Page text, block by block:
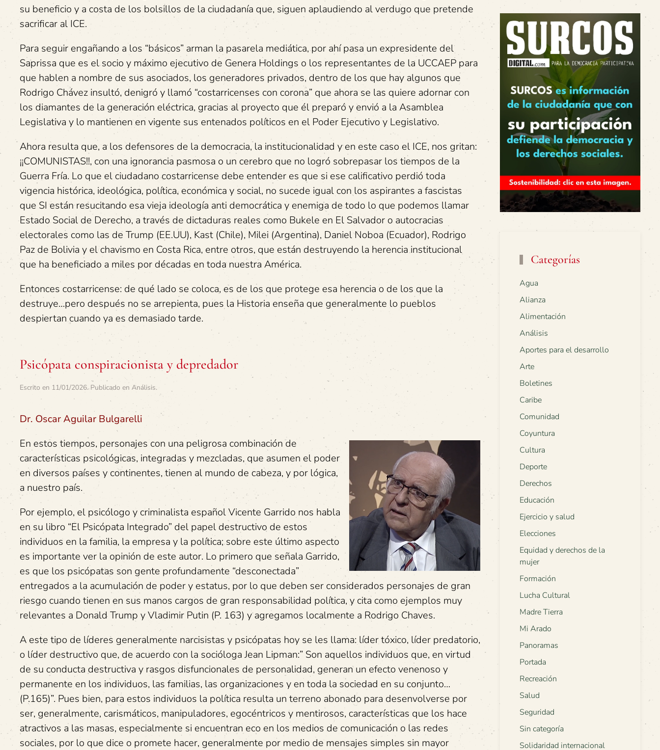
su beneficio y a costa de los bolsillos de la ciudadanía que, siguen aplaudiendo al verdugo que pretende
sacrificar al ICE.
Para seguir engañando a los “básicos” arman la pasarela mediática, por ahí pasa un expresidente del
Saprissa que es el socio y máximo ejecutivo de Genera Holdings o los representantes de la UCCAEP para
que hablen a nombre de sus asociados, los generadores privados, dentro de los que hay algunos que
Rodrigo Chávez insultó, denigró y llamó “costarricenses con corona” que ahora se las quiere adornar con
los diamantes de la generación eléctrica, gracias al proyecto que él preparó y envió a la Asamblea
Legislativa y lo mantienen en vigente sus entenados políticos en el Poder Ejecutivo y Legislativo.
Ahora resulta que, a los defensores de la democracia, la institucionalidad y en este caso el ICE, nos gritan:
¡¡COMUNISTAS!!, con una ignorancia pasmosa o un cerebro que no logró sobrepasar los tiempos de la
Guerra Fría. Lo que el ciudadano costarricense debe entender es que si ese calificativo perdió toda
vigencia histórica, ideológica, política, económica y social, no sucede igual con los aspirantes a fascistas
que SI están resucitando esa vieja ideología anti democrática y enemiga de todo lo que podemos llamar
Estado Social de Derecho, a través de dictaduras reales como Bukele en El Salvador o autocracias
electorales como las de Trump (EE.UU), Kast (Chile), Milei (Argentina), Daniel Noboa (Ecuador), Rodrigo
Paz de Bolivia y el chavismo en Costa Rica, entre otros, que están destruyendo la herencia institucional
que ha beneficiado a miles por décadas en toda nuestra América.
Entonces costarricense: de qué lado se coloca, es de los que protege esa herencia o de los que la
destruye…pero después no se arrepienta, pues la Historia enseña que generalmente lo pueblos
despiertan cuando ya es demasiado tarde.
Psicópata conspiracionista y depredador
Escrito en 11/01/2026. Publicado en Análisis.
Dr. Oscar Aguilar Bulgarelli
En estos tiempos, personajes con una peligrosa combinación de
características psicológicas, integradas y mezcladas, que asumen el poder
en diversos países y continentes, tienen al mundo de cabeza, y por lógica,
a nuestro país.
Por ejemplo, el psicólogo y criminalista español Vicente Garrido nos habla
en su libro “El Psicópata Integrado” del papel destructivo de estos
individuos en la familia, la empresa y la política; sobre este último aspecto
es importante ver la opinión de este autor. Lo primero que señala Garrido,
es que los psicópatas son gente profundamente “desconectada”
entregados a la acumulación de poder y estatus, por lo que deben ser considerados personajes de gran
riesgo cuando tienen en sus manos cargos de gran responsabilidad política, y cita como ejemplos muy
relevantes a Donald Trump y Vladimir Putin (P. 163) y agregamos localmente a Rodrigo Chaves.
A este tipo de líderes generalmente narcisistas y psicópatas hoy se les llama: líder tóxico, líder predatorio,
o líder destructivo que, de acuerdo con la socióloga Jean Lipman:” Son aquellos individuos que, en virtud
de su conducta destructiva y rasgos disfuncionales de personalidad, generan un efecto venenoso y
permanente en los individuos, las familias, las organizaciones y en toda la sociedad en su conjunto…
(P.165)”. Pues bien, para estos individuos la política resulta un terreno abonado para desenvolverse por
ser, generalmente, carismáticos, manipuladores, egocéntricos y mentirosos, características que los hace
atractivos a las masas, especialmente si encuentran eco en los medios de comunicación o las redes
sociales, por lo que dice o promete hacer, generalmente por medio de mensajes simples sin mayor
Categorías
Agua
Alianza
Alimentación
Análisis
Aportes para el desarrollo
Arte
Boletines
Caribe
Comunidad
Coyuntura
Cultura
Deporte
Derechos
Educación
Ejercicio y salud
Elecciones
Equidad y derechos de la
mujer
Formación
Lucha Cultural
Madre Tierra
Mi Arado
Panoramas
Portada
Recreación
Salud
Seguridad
Sin categoría
Solidaridad internacional